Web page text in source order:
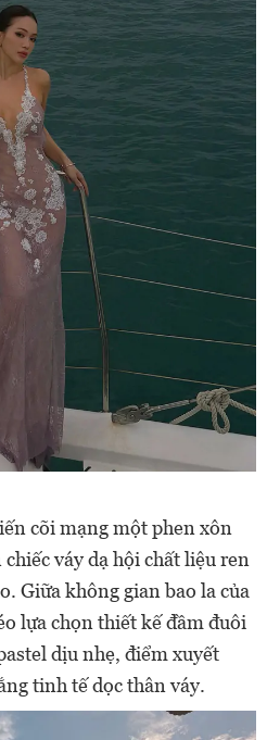
cõi mạng một phen xôn
váy dạ hội chất liệu ren
Giữa không gian bao la của
lựa chọn thiết kế đầm đuôi
dịu nhẹ, điểm xuyết
tinh tế dọc thân váy.